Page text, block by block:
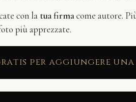
con la tua firmacome autore.
più apprezzate.
per aggiungere